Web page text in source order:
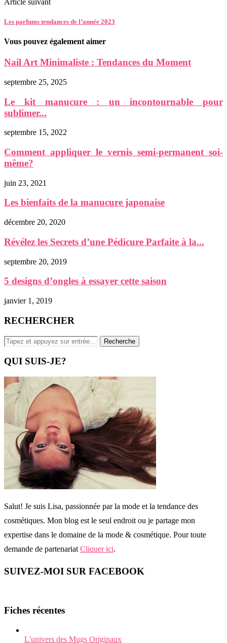
Les parfums tendances de l’année 2023
Vous pouvez également aimer
Nail Art Minimaliste : Tendances du Moment
septembre 25, 2025
Le kit manucure : un incontournable pour
sublimer...
septembre 15, 2022
Comment appliquer le vernis semi-permanent soi-
même?
juin 23, 2021
Les bienfaits de la manucure japonaise
décembre 20, 2020
Révélez les Secrets d’une Pédicure Parfaite à la...
septembre 20, 2019
5 designs d’ongles à essayer cette saison
janvier 1, 2019
RECHERCHER
QUI SUIS-JE?
Salut! Je suis Lisa, passionnée par la mode et la tendance des
cosmétiques. Mon blog est le seul endroit ou je partage mon
expertise dans le domaine de la mode & cosmétique. Pour toute
demande de partenariat Cliquer ici.
SUIVEZ-MOI SUR FACEBOOK
Fiches récentes
L'univers des Mugs Originaux